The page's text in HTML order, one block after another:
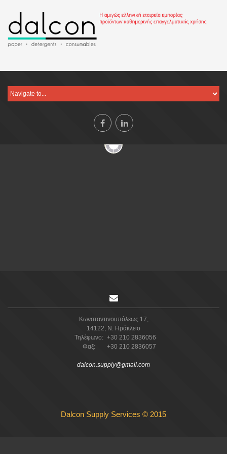
Κωνσταντινουπόλεως 17,
14122, Ν. Ηράκλειο
Τηλέφωνο: +30 210 2836056
Φαξ:
+30 210 2836057
dalcon.supply@gmail.com
Dalcon Supply Services © 2015